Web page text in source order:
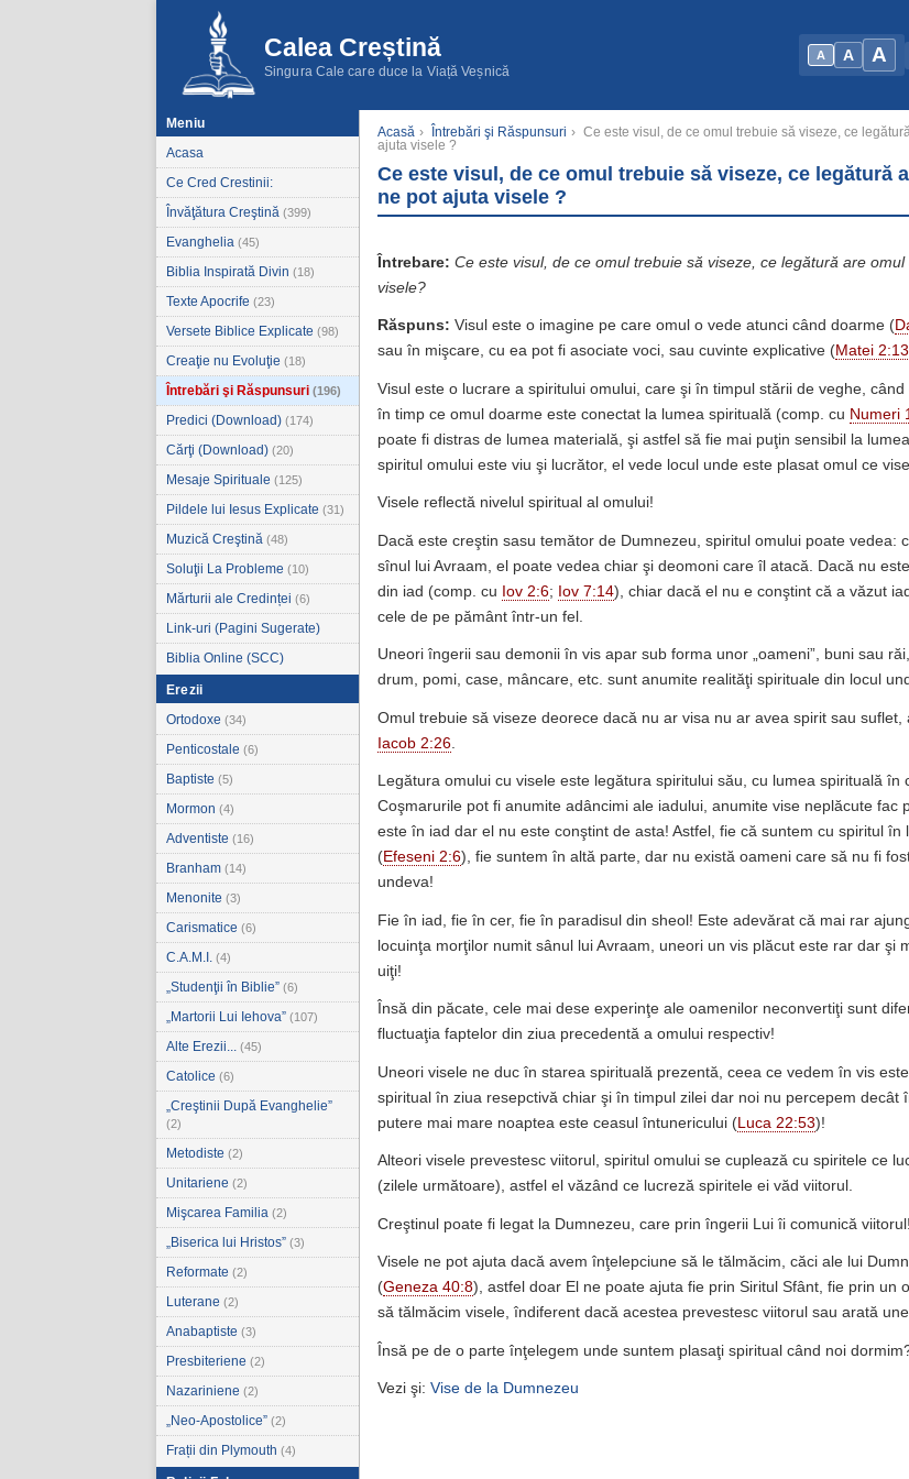
Calea Creștină
Singura Cale care duce la Viață Veșnică
A A A
Meniu
Acasa
Ce Cred Crestinii:
Învăţătura Creştină (399)
Evanghelia (45)
Biblia Inspirată Divin (18)
Texte Apocrife (23)
Versete Biblice Explicate (98)
Creaţie nu Evoluţie (18)
Întrebări şi Răspunsuri (196)
Predici (Download) (174)
Cărţi (Download) (20)
Mesaje Spirituale (125)
Pildele lui Iesus Explicate (31)
Muzică Creştină (48)
Soluţii La Probleme (10)
Mărturii ale Credinței (6)
Link-uri (Pagini Sugerate)
Biblia Online (SCC)
Erezii
Ortodoxe (34)
Penticostale (6)
Baptiste (5)
Mormon (4)
Adventiste (16)
Branham (14)
Menonite (3)
Carismatice (6)
C.A.M.I. (4)
„Studenţii în Biblie” (6)
„Martorii Lui Iehova” (107)
Alte Erezii... (45)
Catolice (6)
„Creştinii După Evanghelie”
(2)
Metodiste (2)
Unitariene (2)
Mişcarea Familia (2)
„Biserica lui Hristos” (3)
Reformate (2)
Luterane (2)
Anabaptiste (3)
Presbiteriene (2)
Nazariniene (2)
„Neo-Apostolice” (2)
Frații din Plymouth (4)
Acasă › Întrebări şi Răspunsuri › Ce este visul, de ce omul trebuie să viseze, ce
ajuta visele ?
Ce este visul, de ce omul trebuie să viseze, ce legătură
ne pot ajuta visele ?
Întrebare: Ce este visul, de ce omul trebuie să viseze, ce legătură are
visele?
Răspuns: Visul este o imagine pe care omul o vede atunci când doarme (
sau în mişcare, cu ea pot fi asociate voci, sau cuvinte explicative (Matei
Visul este o lucrare a spiritului omului, care şi în timpul stării de veghe,
în timp ce omul doarme este conectat la lumea spirituală (comp. cu Numeri
poate fi distras de lumea materială, şi astfel să fie mai puţin sensibil la
spiritul omului este viu şi lucrător, el vede locul unde este plasat omul ce
Visele reflectă nivelul spiritual al omului!
Dacă este creştin sasu temător de Dumnezeu, spiritul omului poate vedea:
sînul lui Avraam, el poate vedea chiar şi deomoni care îl atacă. Dacă nu
din iad (comp. cu Iov 2:6; Iov 7:14), chiar dacă el nu e conştint că a văzut
cele de pe pământ într-un fel.
Uneori îngerii sau demonii în vis apar sub forma unor „oameni”, buni sau
drum, pomi, case, mâncare, etc. sunt anumite realităţi spirituale din locul
Omul trebuie să viseze deorece dacă nu ar visa nu ar avea spirit sau
Iacob 2:26
Legătura omului cu visele este legătura spiritului său, cu lumea spirituală în
Coşmarurile pot fi anumite adâncimi ale iadului, anumite vise neplăcute fac
este în iad dar el nu este conştint de asta! Astfel, fie că suntem cu spiritul în
(Efeseni 2:6), fie suntem în altă parte, dar nu există oameni care să nu fi
undeva!
Fie în iad, fie în cer, fie în paradisul din sheol! Este adevărat că mai rar
locuinţa morţilor numit sânul lui Avraam, uneori un vis plăcut este rar dar şi
uiţi!
Însă din păcate, cele mai dese experinţe ale oamenilor neconvertiţi sunt
fluctuaţia faptelor din ziua precedentă a omului respectiv!
Uneori visele ne duc în starea spirituală prezentă, ceea ce vedem în vis este
spiritual în ziua resepctivă chiar şi în timpul zilei dar noi nu percepem decât
putere mai mare noaptea este ceasul întunericului (Luca 22:53)!
Alteori visele prevestesc viitorul, spiritul omului se cuplează cu spiritele ce
(zilele următoare), astfel el văzând ce lucreză spiritele ei văd viitorul.
Creştinul poate fi legat la Dumnezeu, care prin îngerii Lui îi comunică
Visele ne pot ajuta dacă avem înţelepciune să le tălmăcim, căci ale lui
(Geneza 40:8), astfel doar El ne poate ajuta fie prin Siritul Sfânt, fie prin un
să tălmăcim visele, îndiferent dacă acestea prevestesc viitorul sau arată
Însă pe de o parte înţelegem unde suntem plasaţi spiritual când noi
Vezi şi: Vise de la Dumnezeu